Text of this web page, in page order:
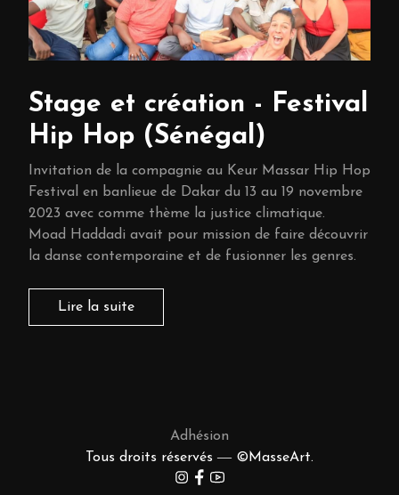
Stage et création - Festival
Hip Hop (Sénégal)
Invitation de la compagnie au Keur Massar Hip Hop
Festival en banlieue de Dakar du 13 au 19 novembre
2023 avec comme thème la justice climatique.
Moad Haddadi avait pour mission de faire découvrir
la danse contemporaine et de fusionner les genres.
Lire la suite
Adhésion
Tous droits réservés ― ©MasseArt.